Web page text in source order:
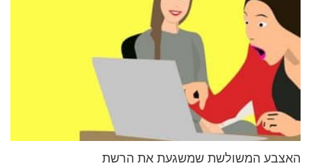
האצבע המשולשת שמשגעת את הרשת